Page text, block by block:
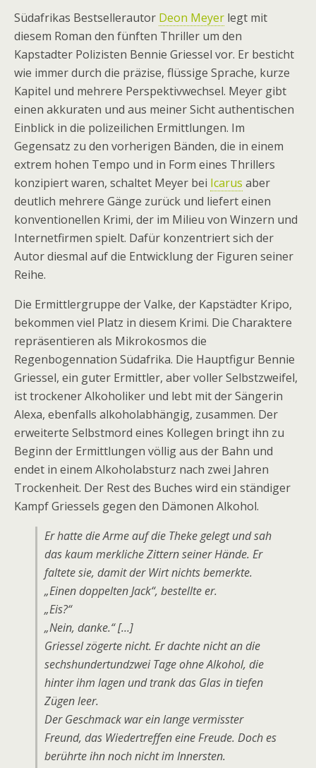
Südafrikas Bestsellerautor Deon Meyer legt mit
diesem Roman den fünften Thriller um den
Kapstadter Polizisten Bennie Griessel vor. Er besticht
wie immer durch die präzise, flüssige Sprache, kurze
Kapitel und mehrere Perspektivwechsel. Meyer gibt
einen akkuraten und aus meiner Sicht authentischen
Einblick in die polizeilichen Ermittlungen. Im
Gegensatz zu den vorherigen Bänden, die in einem
extrem hohen Tempo und in Form eines Thrillers
konzipiert waren, schaltet Meyer bei Icarus aber
deutlich mehrere Gänge zurück und liefert einen
konventionellen Krimi, der im Milieu von Winzern und
Internetfirmen spielt. Dafür konzentriert sich der
Autor diesmal auf die Entwicklung der Figuren seiner
Reihe.
Die Ermittlergruppe der Valke, der Kapstädter Kripo,
bekommen viel Platz in diesem Krimi. Die Charaktere
repräsentieren als Mikrokosmos die
Regenbogennation Südafrika. Die Hauptfigur Bennie
Griessel, ein guter Ermittler, aber voller Selbstzweifel,
ist trockener Alkoholiker und lebt mit der Sängerin
Alexa, ebenfalls alkoholabhängig, zusammen. Der
erweiterte Selbstmord eines Kollegen bringt ihn zu
Beginn der Ermittlungen völlig aus der Bahn und
endet in einem Alkoholabsturz nach zwei Jahren
Trockenheit. Der Rest des Buches wird ein ständiger
Kampf Griessels gegen den Dämonen Alkohol.
Er hatte die Arme auf die Theke gelegt und sah
das kaum merkliche Zittern seiner Hände. Er
faltete sie, damit der Wirt nichts bemerkte.
„Einen doppelten Jack“, bestellte er.
„Eis?“
„Nein, danke.“ […]
Griessel zögerte nicht. Er dachte nicht an die
sechshundertundzwei Tage ohne Alkohol, die
hinter ihm lagen und trank das Glas in tiefen
Zügen leer.
Der Geschmack war ein lange vermisster
Freund, das Wiedertreffen eine Freude. Doch es
berührte ihn noch nicht im Innersten.